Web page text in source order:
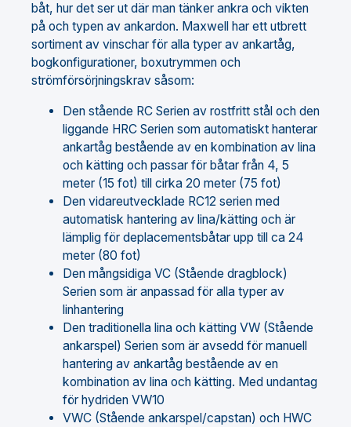
båt, hur det ser ut där man tänker ankra och vikten
på och typen av ankardon. Maxwell har ett utbrett
sortiment av vinschar för alla typer av ankartåg,
bogkonfigurationer, boxutrymmen och
strömförsörjningskrav såsom:
Den stående RC Serien av rostfritt stål och den
liggande HRC Serien som automatiskt hanterar
ankartåg bestående av en kombination av lina
och kätting och passar för båtar från 4, 5
meter (15 fot) till cirka 20 meter (75 fot)
Den vidareutvecklade RC12 serien med
automatisk hantering av lina/kätting och är
lämplig för deplacementsbåtar upp till ca 24
meter (80 fot)
Den mångsidiga VC (Stående dragblock)
Serien som är anpassad för alla typer av
linhantering
Den traditionella lina och kätting VW (Stående
ankarspel) Serien som är avsedd för manuell
hantering av ankartåg bestående av en
kombination av lina och kätting. Med undantag
för hydriden VW10
VWC (Stående ankarspel/capstan) och HWC